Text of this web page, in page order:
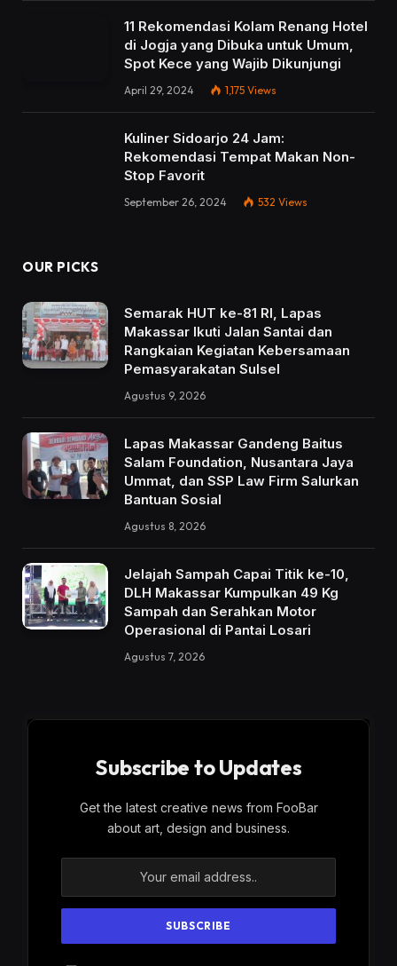
11 Rekomendasi Kolam Renang Hotel
di Jogja yang Dibuka untuk Umum,
Spot Kece yang Wajib Dikunjungi
April 29, 2024 1,175 Views
Kuliner Sidoarjo 24 Jam:
Rekomendasi Tempat Makan Non-
Stop Favorit
September 26, 2024 532 Views
OUR PICKS
Semarak HUT ke-81 RI, Lapas
Makassar Ikuti Jalan Santai dan
Rangkaian Kegiatan Kebersamaan
Pemasyarakatan Sulsel
Agustus 9, 2026
Lapas Makassar Gandeng Baitus
Salam Foundation, Nusantara Jaya
Ummat, dan SSP Law Firm Salurkan
Bantuan Sosial
Agustus 8, 2026
Jelajah Sampah Capai Titik ke-10,
DLH Makassar Kumpulkan 49 Kg
Sampah dan Serahkan Motor
Operasional di Pantai Losari
Agustus 7, 2026
Subscribe to Updates
Get the latest creative news from FooBar
about art, design and business.